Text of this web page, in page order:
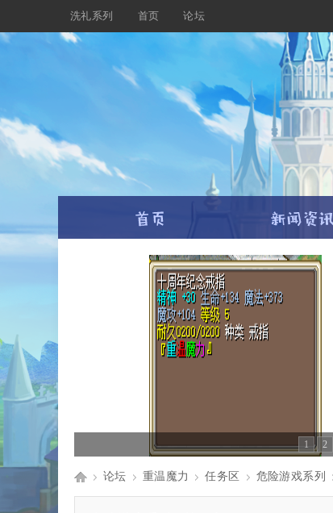
洗礼系列 首页 论坛
1 2
论坛 重温魔力 任务区 危险游戏系列